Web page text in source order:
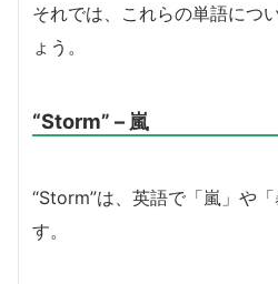
それでは、これらの単語につ
ょう。
“Storm” – 嵐
“Storm”は、英語で「嵐」や
す。